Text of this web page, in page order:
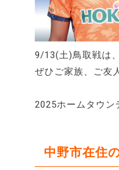
9/13(土)鳥取戦は
ぜひご家族、ご友
2025ホームタウン
中野市在住